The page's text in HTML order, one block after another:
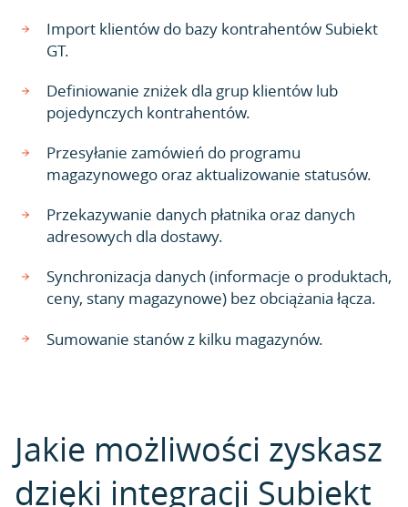
Import klientów do bazy kontrahentów Subiekt
GT.
Definiowanie zniżek dla grup klientów lub
pojedynczych kontrahentów.
Przesyłanie zamówień do programu
magazynowego oraz aktualizowanie statusów.
Przekazywanie danych płatnika oraz danych
adresowych dla dostawy.
Synchronizacja danych (informacje o produktach,
ceny, stany magazynowe) bez obciążania łącza.
Sumowanie stanów z kilku magazynów.
Jakie możliwości zyskasz
dzięki integracji Subiekt